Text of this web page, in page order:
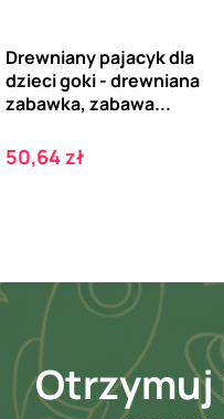
Drewniany pajacyk dla
dzieci goki - drewniana
zabawka, zabawa...
Cena
50,64 zł
Otrzymuj